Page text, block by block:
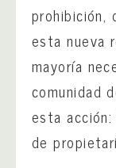
prohibición,
esta nueva
mayoría
comunidad
esta
de